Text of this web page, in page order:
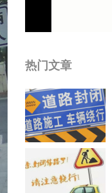
热门文章